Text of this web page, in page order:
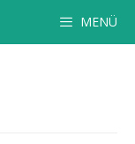
MENÜ